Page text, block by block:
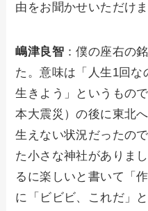
由をお聞かせいただけ
嶋津良智 ：僕の座右の
た。意味は「人生1回な
生きよう」というもの
本大震災）の後に東北
生えない状況だったの
た小さな神社がありま
るに楽しいと書いて「
に「ビビビ、これだ」